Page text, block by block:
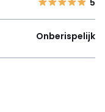
5
Onberispelijk